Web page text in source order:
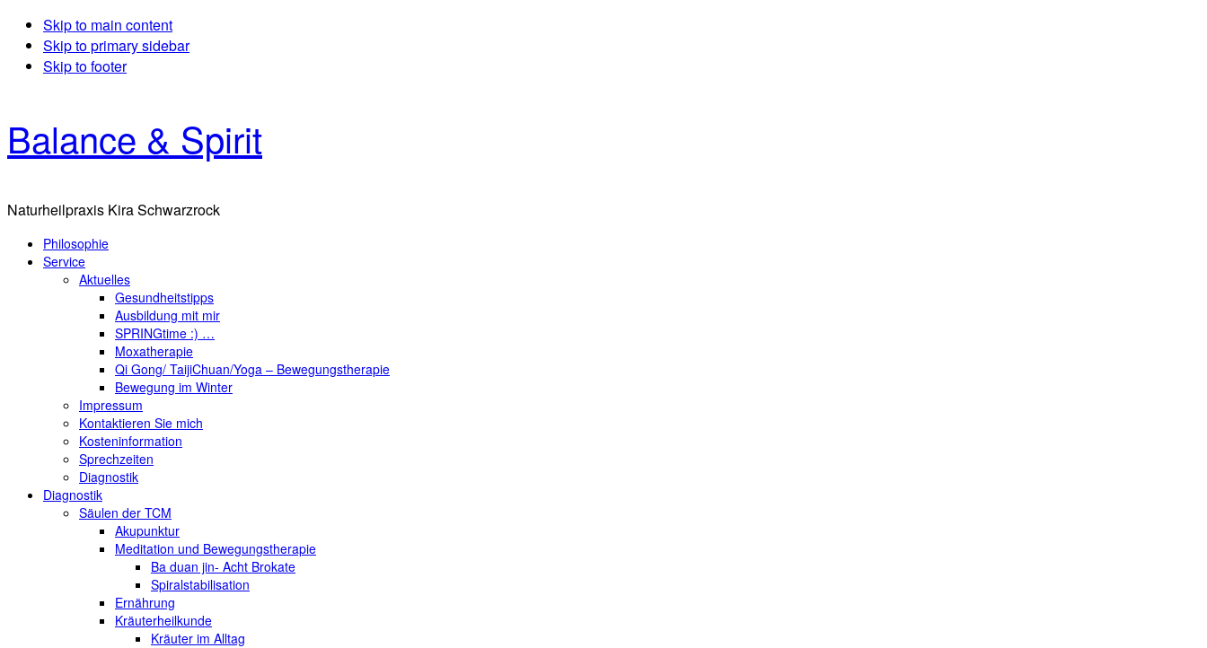
Skip to main content
Skip to primary sidebar
Skip to footer
Balance & Spirit
Naturheilpraxis Kira Schwarzrock
Philosophie
Service
Aktuelles
Gesundheitstipps
Ausbildung mit mir
SPRINGtime :) …
Moxatherapie
Qi Gong/ TaijiChuan/Yoga – Bewegungstherapie
Bewegung im Winter
Impressum
Kontaktieren Sie mich
Kosteninformation
Sprechzeiten
Diagnostik
Diagnostik
Säulen der TCM
Akupunktur
Meditation und Bewegungstherapie
Ba duan jin- Acht Brokate
Spiralstabilisation
Ernährung
Kräuterheilkunde
Kräuter im Alltag